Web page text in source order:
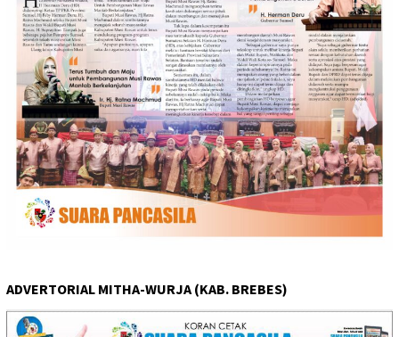
ADVERTORIAL MITHA-WURJA (KAB. BREBES)